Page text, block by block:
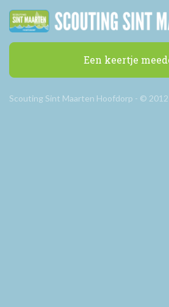
Een keertje
Scouting Sint Maarten Hoofdorp - ©